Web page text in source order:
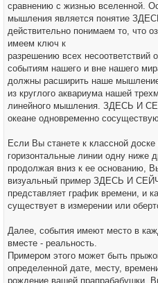
сравнению с жизнью вселенной.
мышления является понятие
действительно понимаем то, что
имеем ключ к
разрешению всех несоответствий
событиям нашего и вне нашего
должны расширить наше
из круглого аквариума нашей
линейного мышления. ЗДЕСЬ И
океане одновременно
Если Вы станете к классной
горизонтальные линии одну ниже
продолжая вниз к ее основанию,
визуальный пример ЗДЕСЬ И
представляет график времени, и
существует в измерении или
Далее, события имеют место в
вместе - реальность.
Примером этого может быть
определенной дате, месту,
рождение вашей прапрабабушки.